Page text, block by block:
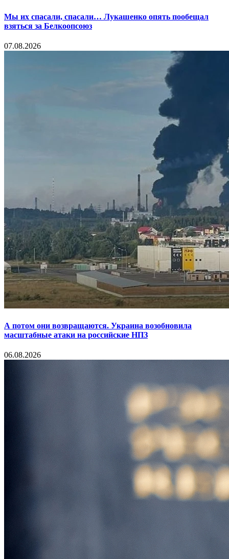
Мы их спасали, спасали… Лукашенко опять пообещал
взяться за Белкоопсоюз
07.08.2026
А потом они возвращаются. Украина возобновила
масштабные атаки на российские НПЗ
06.08.2026